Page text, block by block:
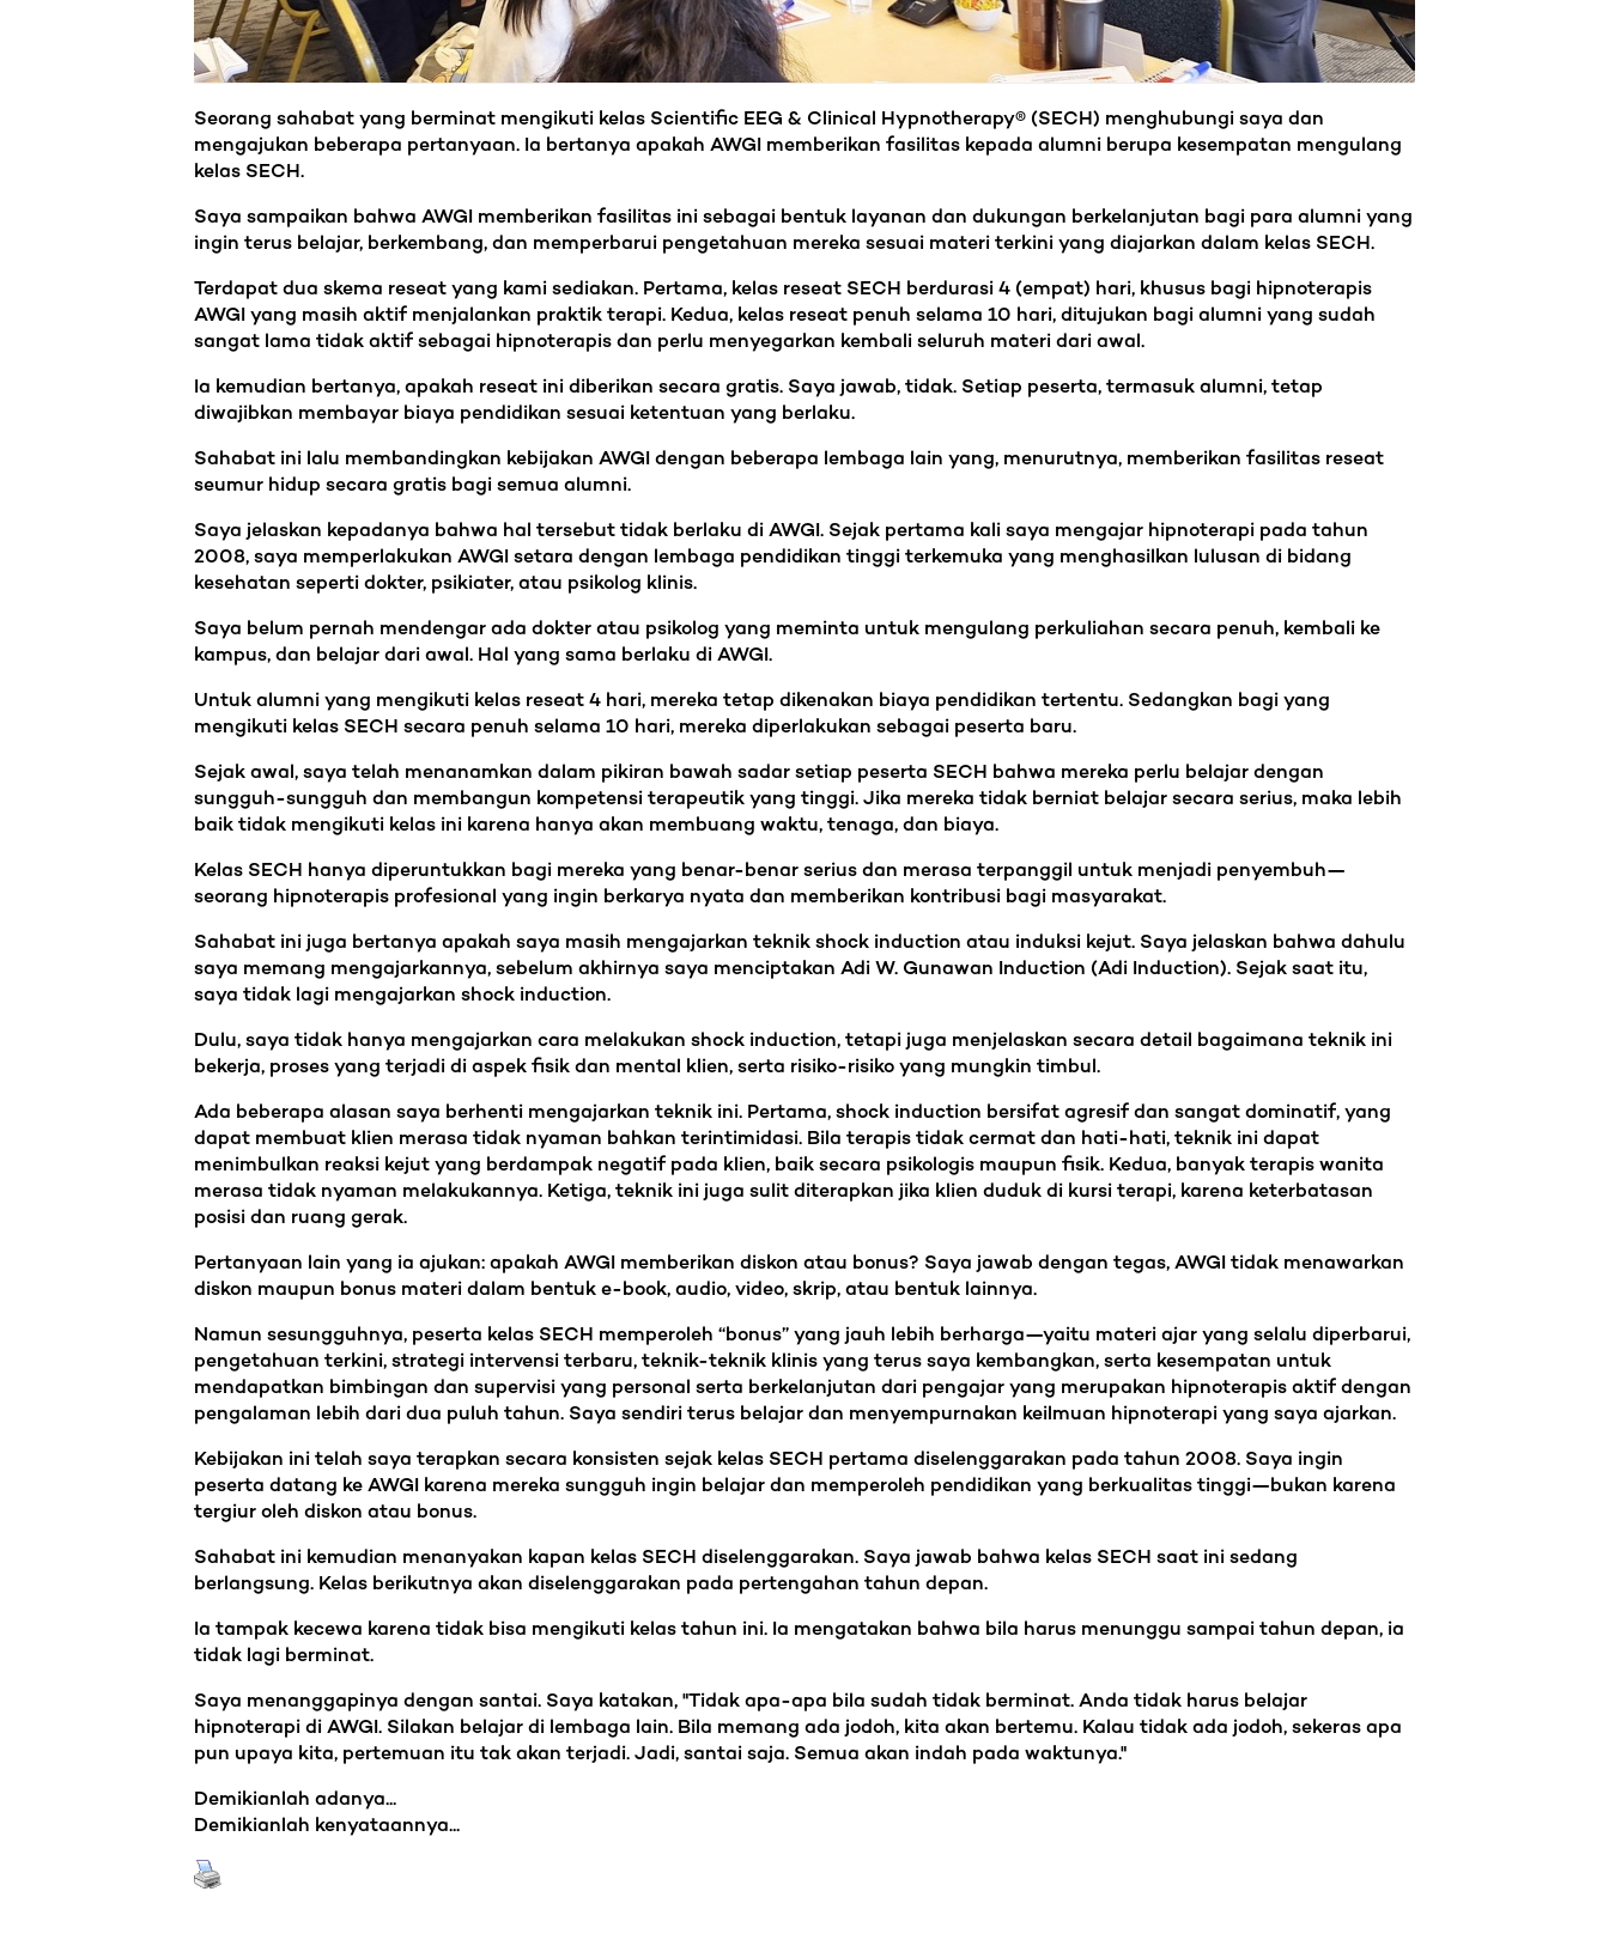
Seorang sahabat yang berminat mengikuti kelas Scientific EEG & Clinical Hypnotherapy® (SECH) menghubungi saya dan
mengajukan beberapa pertanyaan. Ia bertanya apakah AWGI memberikan fasilitas kepada alumni berupa kesempatan mengulang
kelas SECH.
Saya sampaikan bahwa AWGI memberikan fasilitas ini sebagai bentuk layanan dan dukungan berkelanjutan bagi para alumni yang
ingin terus belajar, berkembang, dan memperbarui pengetahuan mereka sesuai materi terkini yang diajarkan dalam kelas SECH.
Terdapat dua skema reseat yang kami sediakan. Pertama, kelas reseat SECH berdurasi 4 (empat) hari, khusus bagi hipnoterapis
AWGI yang masih aktif menjalankan praktik terapi. Kedua, kelas reseat penuh selama 10 hari, ditujukan bagi alumni yang sudah
sangat lama tidak aktif sebagai hipnoterapis dan perlu menyegarkan kembali seluruh materi dari awal.
Ia kemudian bertanya, apakah reseat ini diberikan secara gratis. Saya jawab, tidak. Setiap peserta, termasuk alumni, tetap
diwajibkan membayar biaya pendidikan sesuai ketentuan yang berlaku.
Sahabat ini lalu membandingkan kebijakan AWGI dengan beberapa lembaga lain yang, menurutnya, memberikan fasilitas reseat
seumur hidup secara gratis bagi semua alumni.
Saya jelaskan kepadanya bahwa hal tersebut tidak berlaku di AWGI. Sejak pertama kali saya mengajar hipnoterapi pada tahun
2008, saya memperlakukan AWGI setara dengan lembaga pendidikan tinggi terkemuka yang menghasilkan lulusan di bidang
kesehatan seperti dokter, psikiater, atau psikolog klinis.
Saya belum pernah mendengar ada dokter atau psikolog yang meminta untuk mengulang perkuliahan secara penuh, kembali ke
kampus, dan belajar dari awal. Hal yang sama berlaku di AWGI.
Untuk alumni yang mengikuti kelas reseat 4 hari, mereka tetap dikenakan biaya pendidikan tertentu. Sedangkan bagi yang
mengikuti kelas SECH secara penuh selama 10 hari, mereka diperlakukan sebagai peserta baru.
Sejak awal, saya telah menanamkan dalam pikiran bawah sadar setiap peserta SECH bahwa mereka perlu belajar dengan
sungguh-sungguh dan membangun kompetensi terapeutik yang tinggi. Jika mereka tidak berniat belajar secara serius, maka lebih
baik tidak mengikuti kelas ini karena hanya akan membuang waktu, tenaga, dan biaya.
Kelas SECH hanya diperuntukkan bagi mereka yang benar-benar serius dan merasa terpanggil untuk menjadi penyembuh—
seorang hipnoterapis profesional yang ingin berkarya nyata dan memberikan kontribusi bagi masyarakat.
Sahabat ini juga bertanya apakah saya masih mengajarkan teknik shock induction atau induksi kejut. Saya jelaskan bahwa dahulu
saya memang mengajarkannya, sebelum akhirnya saya menciptakan Adi W. Gunawan Induction (Adi Induction). Sejak saat itu,
saya tidak lagi mengajarkan shock induction.
Dulu, saya tidak hanya mengajarkan cara melakukan shock induction, tetapi juga menjelaskan secara detail bagaimana teknik ini
bekerja, proses yang terjadi di aspek fisik dan mental klien, serta risiko-risiko yang mungkin timbul.
Ada beberapa alasan saya berhenti mengajarkan teknik ini. Pertama, shock induction bersifat agresif dan sangat dominatif, yang
dapat membuat klien merasa tidak nyaman bahkan terintimidasi. Bila terapis tidak cermat dan hati-hati, teknik ini dapat
menimbulkan reaksi kejut yang berdampak negatif pada klien, baik secara psikologis maupun fisik. Kedua, banyak terapis wanita
merasa tidak nyaman melakukannya. Ketiga, teknik ini juga sulit diterapkan jika klien duduk di kursi terapi, karena keterbatasan
posisi dan ruang gerak.
Pertanyaan lain yang ia ajukan: apakah AWGI memberikan diskon atau bonus? Saya jawab dengan tegas, AWGI tidak menawarkan
diskon maupun bonus materi dalam bentuk e-book, audio, video, skrip, atau bentuk lainnya.
Namun sesungguhnya, peserta kelas SECH memperoleh “bonus” yang jauh lebih berharga—yaitu materi ajar yang selalu diperbarui,
pengetahuan terkini, strategi intervensi terbaru, teknik-teknik klinis yang terus saya kembangkan, serta kesempatan untuk
mendapatkan bimbingan dan supervisi yang personal serta berkelanjutan dari pengajar yang merupakan hipnoterapis aktif dengan
pengalaman lebih dari dua puluh tahun. Saya sendiri terus belajar dan menyempurnakan keilmuan hipnoterapi yang saya ajarkan.
Kebijakan ini telah saya terapkan secara konsisten sejak kelas SECH pertama diselenggarakan pada tahun 2008. Saya ingin
peserta datang ke AWGI karena mereka sungguh ingin belajar dan memperoleh pendidikan yang berkualitas tinggi—bukan karena
tergiur oleh diskon atau bonus.
Sahabat ini kemudian menanyakan kapan kelas SECH diselenggarakan. Saya jawab bahwa kelas SECH saat ini sedang
berlangsung. Kelas berikutnya akan diselenggarakan pada pertengahan tahun depan.
Ia tampak kecewa karena tidak bisa mengikuti kelas tahun ini. Ia mengatakan bahwa bila harus menunggu sampai tahun depan, ia
tidak lagi berminat.
Saya menanggapinya dengan santai. Saya katakan, "Tidak apa-apa bila sudah tidak berminat. Anda tidak harus belajar
hipnoterapi di AWGI. Silakan belajar di lembaga lain. Bila memang ada jodoh, kita akan bertemu. Kalau tidak ada jodoh, sekeras apa
pun upaya kita, pertemuan itu tak akan terjadi. Jadi, santai saja. Semua akan indah pada waktunya."
Demikianlah adanya...
Demikianlah kenyataannya...